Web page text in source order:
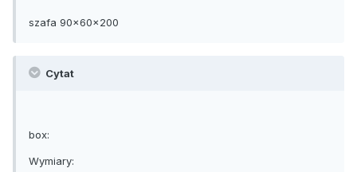
szafa 90x60x200
Cytat
box:
Wymiary: